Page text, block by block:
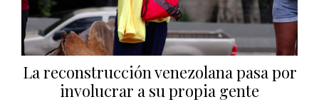
La reconstrucción venezolana pasa por
involucrar a su propia gente